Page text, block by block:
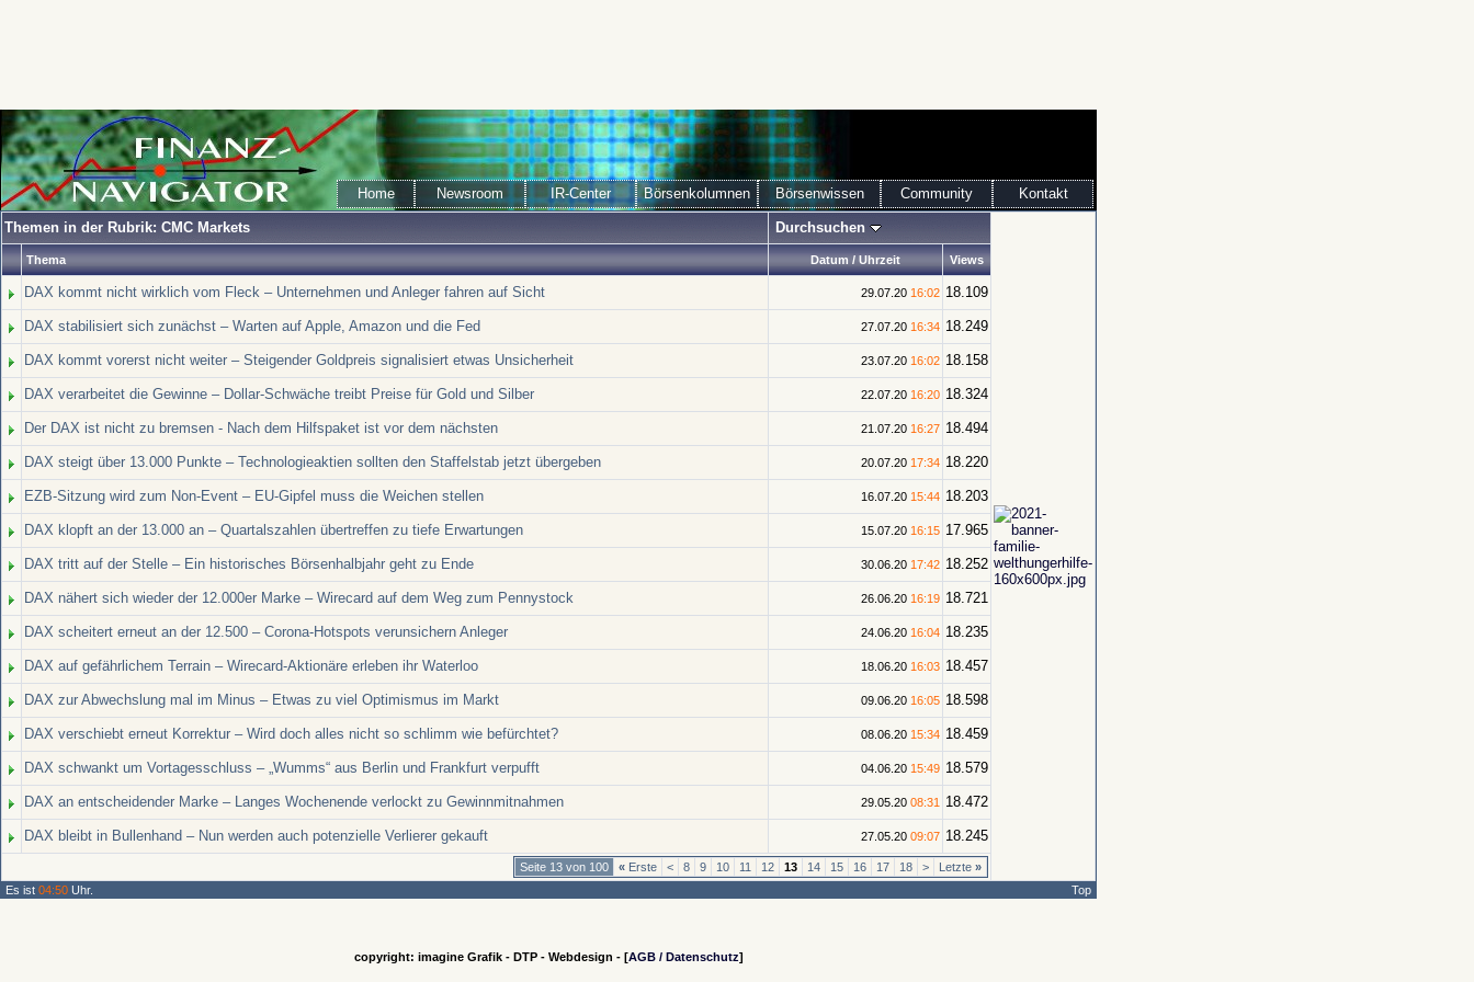
Home Newsroom IR-Center Börsenkolumnen Börsenwissen Community Kontakt
Themen in der Rubrik: CMC Markets Durchsuchen
Thema Datum / Uhrzeit Views
DAX kommt nicht wirklich vom Fleck – Unternehmen und Anleger fahren auf Sicht 29.07.20 16:02 18.109
DAX stabilisiert sich zunächst – Warten auf Apple, Amazon und die Fed 27.07.20 16:34 18.249
DAX kommt vorerst nicht weiter – Steigender Goldpreis signalisiert etwas Unsicherheit 23.07.20 16:02 18.158
DAX verarbeitet die Gewinne – Dollar-Schwäche treibt Preise für Gold und Silber 22.07.20 16:20 18.324
Der DAX ist nicht zu bremsen - Nach dem Hilfspaket ist vor dem nächsten 21.07.20 16:27 18.494
DAX steigt über 13.000 Punkte – Technologieaktien sollten den Staffelstab jetzt übergeben 20.07.20 17:34 18.220
EZB-Sitzung wird zum Non-Event – EU-Gipfel muss die Weichen stellen 16.07.20 15:44 18.203
DAX klopft an der 13.000 an – Quartalszahlen übertreffen zu tiefe Erwartungen 15.07.20 16:15 17.965
DAX tritt auf der Stelle – Ein historisches Börsenhalbjahr geht zu Ende 30.06.20 17:42 18.252
DAX nähert sich wieder der 12.000er Marke – Wirecard auf dem Weg zum Pennystock 26.06.20 16:19 18.721
DAX scheitert erneut an der 12.500 – Corona-Hotspots verunsichern Anleger 24.06.20 16:04 18.235
DAX auf gefährlichem Terrain – Wirecard-Aktionäre erleben ihr Waterloo 18.06.20 16:03 18.457
DAX zur Abwechslung mal im Minus – Etwas zu viel Optimismus im Markt 09.06.20 16:05 18.598
DAX verschiebt erneut Korrektur – Wird doch alles nicht so schlimm wie befürchtet? 08.06.20 15:34 18.459
DAX schwankt um Vortagesschluss – „Wumms“ aus Berlin und Frankfurt verpufft 04.06.20 15:49 18.579
DAX an entscheidender Marke – Langes Wochenende verlockt zu Gewinnmitnahmen 29.05.20 08:31 18.472
DAX bleibt in Bullenhand – Nun werden auch potenzielle Verlierer gekauft 27.05.20 09:07 18.245
Seite 13 von 100 « Erste < 8 9 10 11 12 13 14 15 16 17 18 > Letzte »
Es ist 04:50 Uhr. Top
copyright: imagine Grafik - DTP - Webdesign - [AGB / Datenschutz]